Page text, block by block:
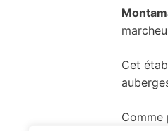
Cet
Comme